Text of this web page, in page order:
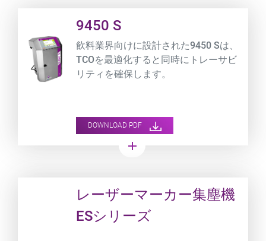
9450 S
飲料業界向けに設計された9450 Sは、
TCOを最適化すると同時にトレーサビ
リティを確保します。
DOWNLOAD PDF
add
レーザーマーカー集塵機
ESシリーズ